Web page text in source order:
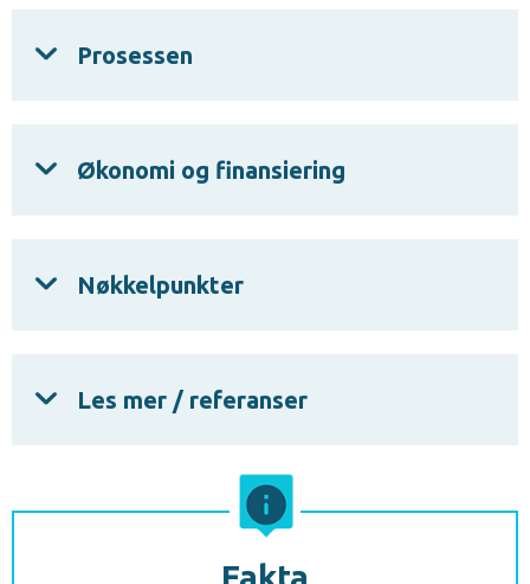
Prosessen
Økonomi og finansiering
Nøkkelpunkter
Les mer / referanser